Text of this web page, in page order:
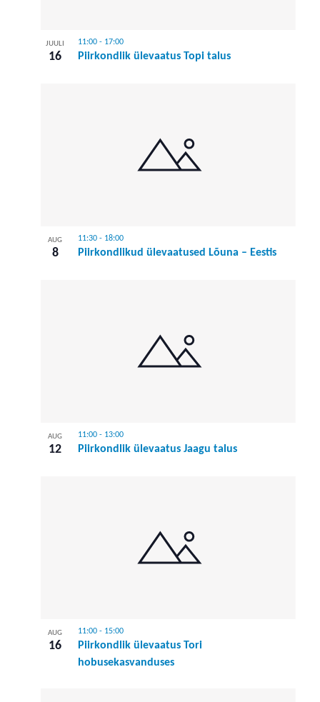
JUULI
16 Piirkondlik ülevaatus Topi talus
11:00- 17:00
AUG
8 Piirkondlikud ülevaatused Lõuna – Eestis
11:30- 18:00
AUG
12 Piirkondlik ülevaatus Jaagu talus
11:00- 13:00
AUG
16
Piirkondlik ülevaatus Tori
hobusekasvanduses
11:00- 15:00